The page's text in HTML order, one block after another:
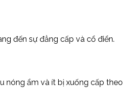
đến sự đẳng cấp và cổ điển.
nóng ẩm và ít bị xuống cấp theo